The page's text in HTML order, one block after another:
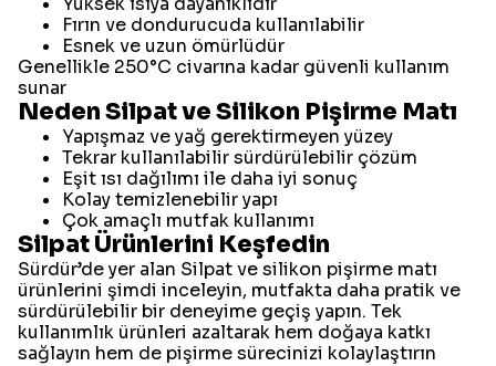
Fırın ve dondurucuda kullanılabilir
Esnek ve uzun ömürlüdür
Genellikle 250°C civarına kadar güvenli kullanım
sunar
Neden Silpat ve Silikon Pişirme Matı
Yapışmaz ve yağ gerektirmeyen yüzey
Tekrar kullanılabilir sürdürülebilir çözüm
Eşit ısı dağılımı ile daha iyi sonuç
Kolay temizlenebilir yapı
Çok amaçlı mutfak kullanımı
Silpat Ürünlerini Keşfedin
Sürdür’de yer alan Silpat ve silikon pişirme matı
ürünlerini şimdi inceleyin, mutfakta daha pratik ve
sürdürülebilir bir deneyime geçiş yapın. Tek
kullanımlık ürünleri azaltarak hem doğaya katkı
sağlayın hem de pişirme sürecinizi kolaylaştırın